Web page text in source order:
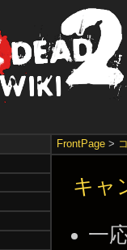
FrontPage >
キャ
一